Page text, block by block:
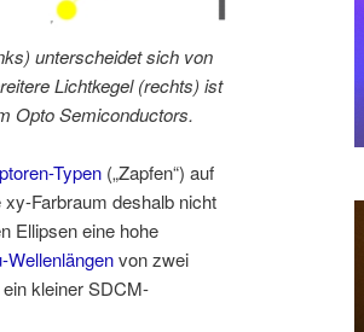
unterscheidet sich von
Lichtkegel (rechts) ist
Opto Semiconductors.
Typen („Zapfen“) auf
Farbraum deshalb nicht
Ellipsen eine hohe
Wellenlängenvon zwei
kleiner SDCM-